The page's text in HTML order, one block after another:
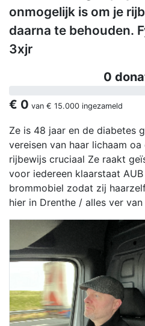
onmogelijk is om je
daarna te behouden.
3xjr
0
€ 0 van € 15.000 ingezameld
Ze is 48 jaar en de diabetes
vereisen van haar lichaam
rijbewijs cruciaal Ze raakt
voor iedereen klaarstaat
brommobiel zodat zij
hier in Drenthe / alles ver